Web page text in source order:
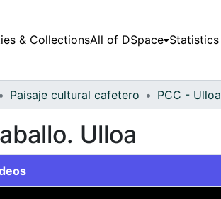
& CollectionsAll of DSpace Statistics
Paisaje cultural cafetero PCC - Ulloa
Ulloa